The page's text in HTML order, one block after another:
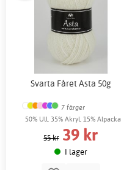
Svarta Fåret Asta 50g
7 färger
50% Ull, 35% Akryl, 15% Alpacka
55 kr 39 kr
I lager